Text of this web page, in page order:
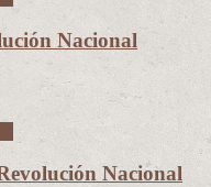
Nacional
Nacional